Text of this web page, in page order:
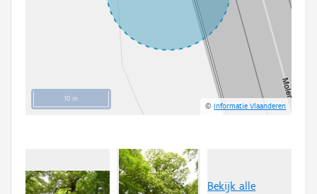
10 m
©Informatie Vlaanderen
Bekijk alle